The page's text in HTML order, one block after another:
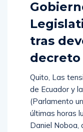
tras
decreto
Quito, Las
de Ecuador y
(Parlamento
últimas horas
Daniel Noboa,